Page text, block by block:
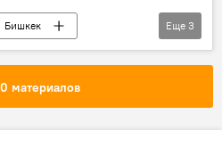
Бишкек
горячая вода
Еще 3
материалов